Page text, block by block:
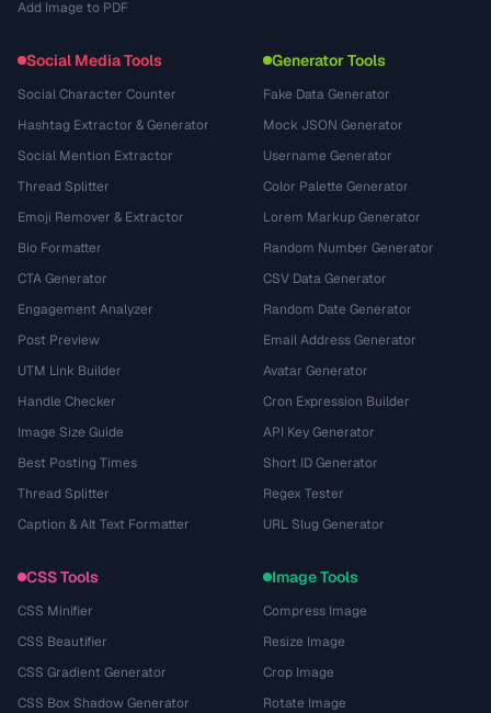
Add Image to PDF
Social Media Tools
Social Character Counter
Hashtag Extractor & Generator
Social Mention Extractor
Thread Splitter
Emoji Remover & Extractor
Bio Formatter
CTA Generator
Engagement Analyzer
Post Preview
UTM Link Builder
Handle Checker
Image Size Guide
Best Posting Times
Thread Splitter
Caption & Alt Text Formatter
Generator Tools
Fake Data Generator
Mock JSON Generator
Username Generator
Color Palette Generator
Lorem Markup Generator
Random Number Generator
CSV Data Generator
Random Date Generator
Email Address Generator
Avatar Generator
Cron Expression Builder
API Key Generator
Short ID Generator
Regex Tester
URL Slug Generator
CSS Tools
CSS Minifier
CSS Beautifier
CSS Gradient Generator
CSS Box Shadow Generator
Image Tools
Compress Image
Resize Image
Crop Image
Rotate Image